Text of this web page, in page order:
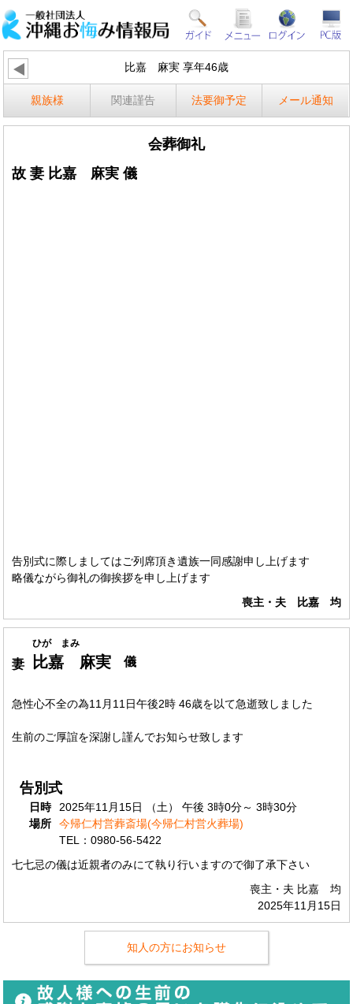
比嘉 麻実 享年46歳
親族様 関連謹告 法要御予定 メール通知
会葬御礼
故 妻 比嘉 麻実 儀
告別式に際しましてはご列席頂き遺族一同感謝申し上げます
略儀ながら御礼の御挨拶を申し上げます
喪主・夫 比嘉 均
ひが まみ
妻 比嘉 麻実 儀
急性心不全の為11月11日午後2時 46歳を以て急逝致しました
生前のご厚誼を深謝し謹んでお知らせ致します
告別式
日時
2025年11月15日 （土） 午後 3時0分～ 3時30分
場所
今帰仁村営葬斎場(今帰仁村営火葬場)
TEL：0980-56-5422
七七忌の儀は近親者のみにて執り行いますので御了承下さい
喪主・夫 比嘉 均
2025年11月15日
知人の方にお知らせ